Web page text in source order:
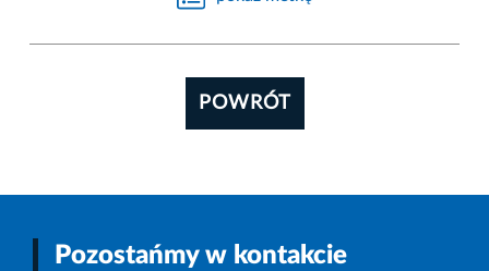
POWRÓT
Pozostańmy w kontakcie